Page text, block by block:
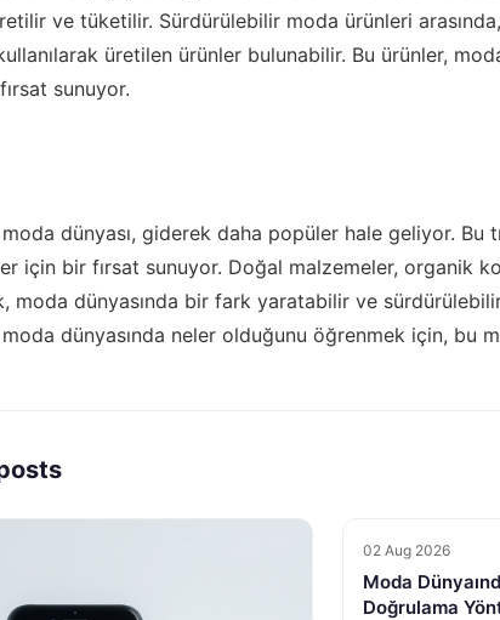
ve tüketilir. Sürdürülebilir moda ürünleri
üretilen ürünler bulunabilir. Bu ürünler,
sunuyor.
dünyası, giderek daha popüler hale geliyor. Bu
için bir fırsat sunuyor. Doğal malzemeler, organik
moda dünyasında bir fark yaratabilir ve
dünyasında neler olduğunu öğrenmek için, bu
02 Aug 2026
Moda
Doğrulama